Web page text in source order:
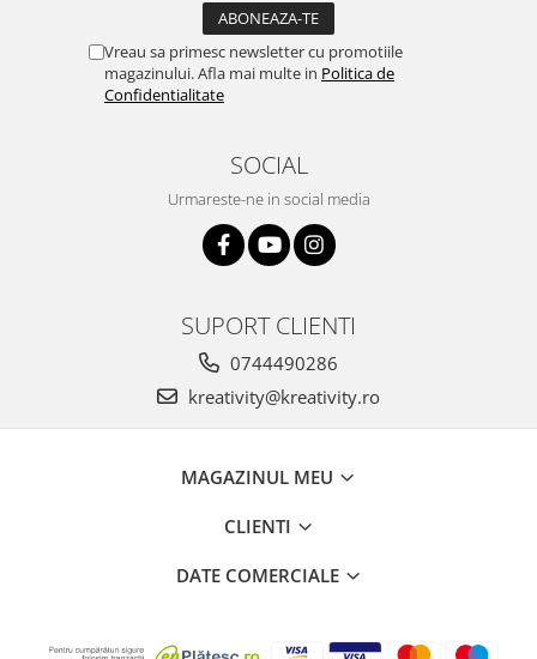
Vreau sa primesc newsletter cu promotiile
magazinului. Afla mai multe in Politica de
Confidentialitate
SOCIAL
Urmareste-ne in social media
SUPORT CLIENTI
0744490286
kreativity@kreativity.ro
MAGAZINUL MEU
CLIENTI
DATE COMERCIALE